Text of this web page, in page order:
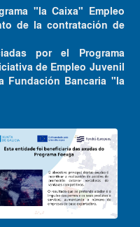
"la Caixa" Empleo
de la contratación de
por el Programa
de Empleo Juvenil
Fundación Bancaria "la